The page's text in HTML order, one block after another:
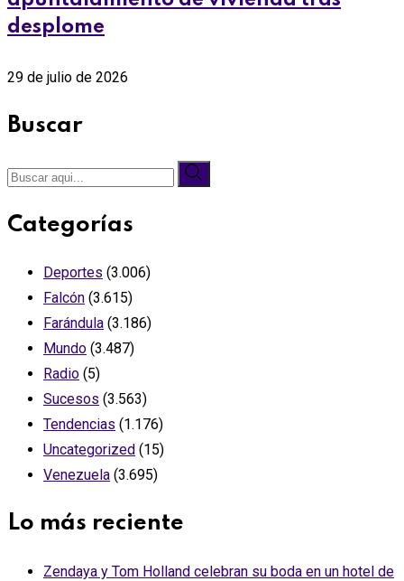
desplome
29 de julio de 2026
Buscar
Categorías
Deportes (3.006)
Falcón (3.615)
Farándula (3.186)
Mundo (3.487)
Radio (5)
Sucesos (3.563)
Tendencias (1.176)
Uncategorized (15)
Venezuela (3.695)
Lo más reciente
Zendaya y Tom Holland celebran su boda en un hotel de